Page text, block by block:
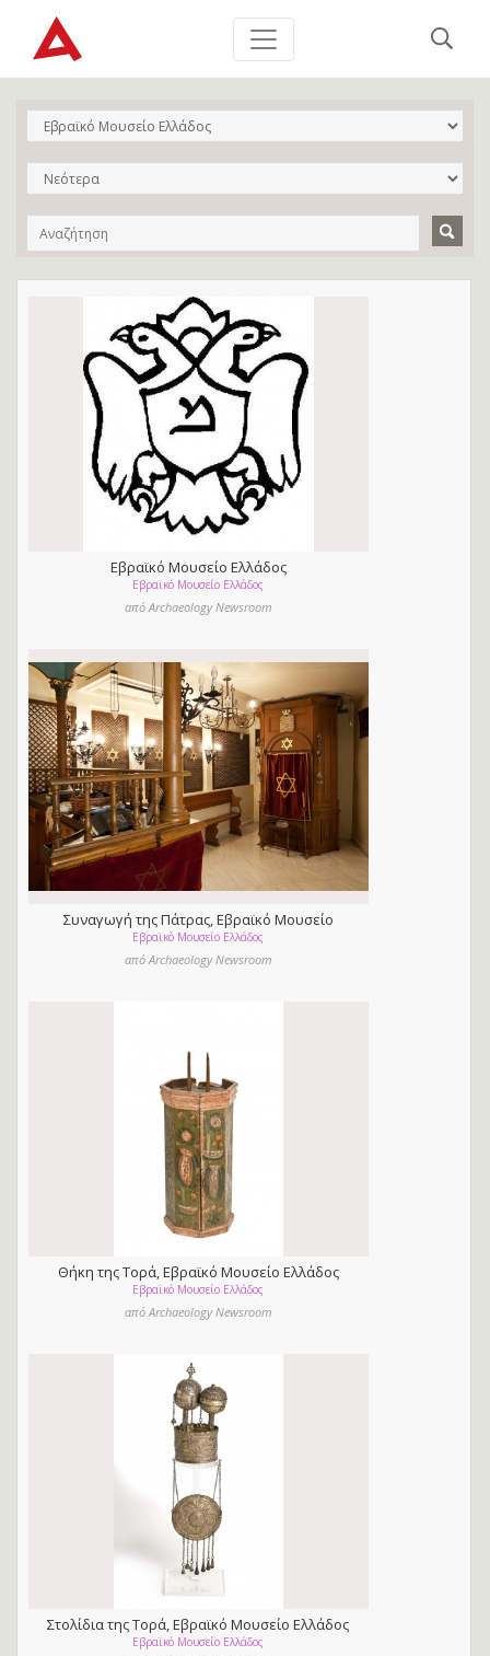
Εβραϊκό Μουσείο Ελλάδος
Εβραϊκό Μουσείο Ελλάδος
από Archaeology Newsroom
Συναγωγή της Πάτρας, Εβραϊκό Μουσείο
Ελλάδος
Εβραϊκό Μουσείο Ελλάδος
από Archaeology Newsroom
Θήκη της Τορά, Εβραϊκό Μουσείο Ελλάδος
Εβραϊκό Μουσείο Ελλάδος
από Archaeology Newsroom
Στολίδια της Τoρά, Εβραϊκό Μουσείο Ελλάδος
Εβραϊκό Μουσείο Ελλάδος